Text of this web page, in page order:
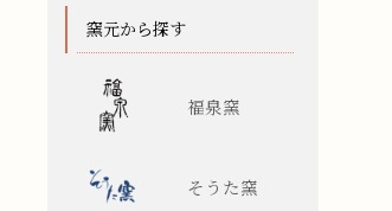
窯元から探す
福泉窯
そうた窯